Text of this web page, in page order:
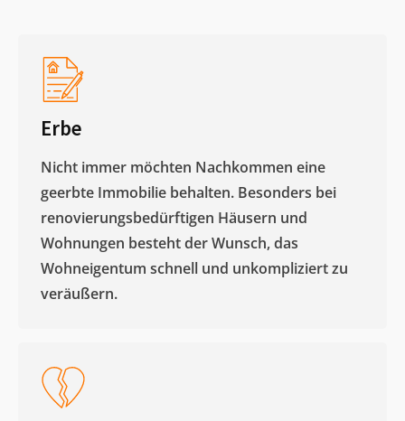
Erbe
Nicht immer möchten Nachkommen eine
geerbte Immobilie behalten. Besonders bei
renovierungsbedürftigen Häusern und
Wohnungen besteht der Wunsch, das
Wohneigentum schnell und unkompliziert zu
veräußern. ​